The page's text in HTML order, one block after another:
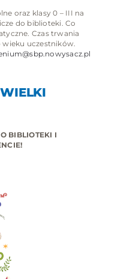
oraz klasy 0 – III na
do biblioteki. Co
Czas trwania
uczestników.
BIBLIOTEKI I